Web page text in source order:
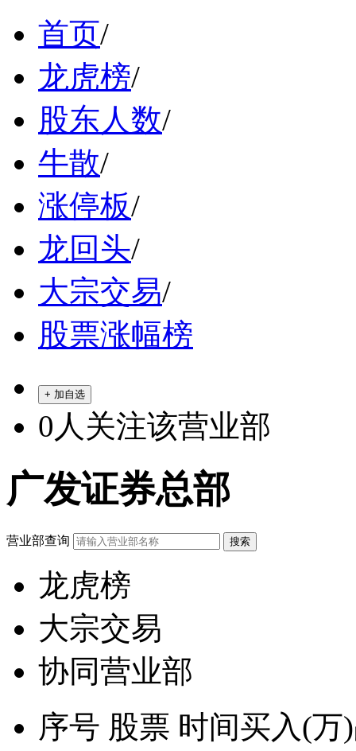
首页/
龙虎榜/
股东人数/
牛散/
涨停板/
龙回头/
大宗交易/
股票涨幅榜
+ 加自选
0 人关注该营业部
广发证券总部
营业部查询
龙虎榜
大宗交易
协同营业部
序号 股票 时间买入(万)